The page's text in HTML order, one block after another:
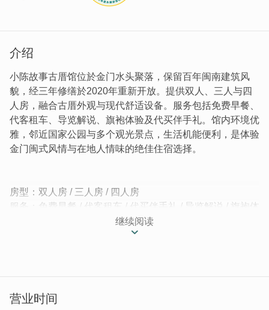
介绍
小陈故事古厝馆位於金门水头聚落，保留百年闽南建筑风
貌，经三年修缮於2020年重新开放。提供双人、三人与四
人房，融合古厝外观与现代舒适设备。服务包括免费早餐、
代客租车、导览解说、旗袍体验及代买伴手礼。馆内环境优
雅，邻近国家公园与多个观光景点，生活机能便利，是体验
金门闽式风情与在地人情味的绝佳住宿选择。
房型：双人房 / 三人房 / 四人房
服务：免费早餐 / 代客租车 / 代买伴手礼 / 导览解说 / 旗袍体
筑的外观，搭配着新式的床、卫浴及其他设备，让您能住得
舒适外，也能体验闽南式建筑的古色古香。古厝包含两落、
继续阅读
营业时间